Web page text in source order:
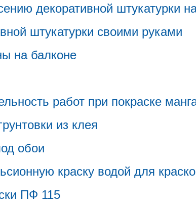
декоративной штукатурки
штукатурки своими руками
на балконе
работ при покраске
из клея
обои
краску водой для
ПФ 115